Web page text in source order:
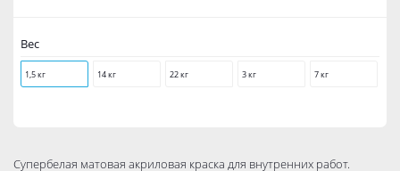
Вес
1,5 кг 14 кг 22 кг 3 кг 7 кг
Супербелая матовая акриловая краска для внутренних работ.